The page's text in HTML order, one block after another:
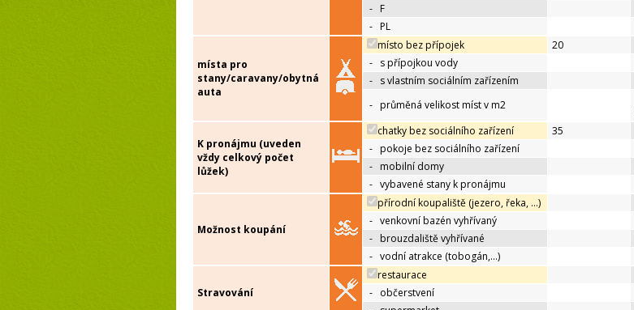
- F
- PL
místa pro
stany/caravany/obytná
auta
místo bez přípojek 20
- s přípojkou vody
- s vlastním sociálním zařízením
- průměná velikost míst v m2
K pronájmu (uveden
vždy celkový počet
lůžek)
chatky bez sociálního zařízení 35
- pokoje bez sociálního zařízení
- mobilní domy
- vybavené stany k pronájmu
Možnost koupání
přírodní koupaliště (jezero, řeka, …)
- venkovní bazén vyhřívaný
- brouzdaliště vyhřívané
- vodní atrakce (tobogán,…)
Stravování
restaurace
- občerstvení